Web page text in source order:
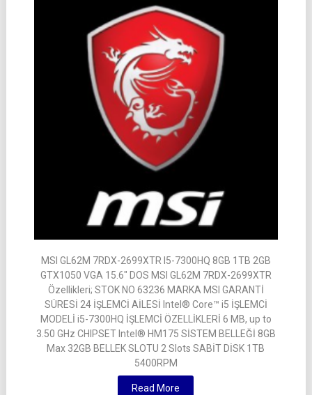
MSI GL62M 7RDX-2699XTR I5-7300HQ 8GB 1TB 2GB
GTX1050 VGA 15.6″ DOS MSI GL62M 7RDX-2699XTR
Özellikleri; STOK NO 63236 MARKA MSI GARANTİ
SÜRESİ 24 İŞLEMCİ AİLESİ Intel® Core™ i5 İŞLEMCİ
MODELİ i5-7300HQ İŞLEMCİ ÖZELLİKLERİ 6 MB, up to
3.50 GHz CHIPSET Intel® HM175 SİSTEM BELLEĞİ 8GB
Max 32GB BELLEK SLOTU 2 Slots SABİT DİSK 1TB
5400RPM
Read More